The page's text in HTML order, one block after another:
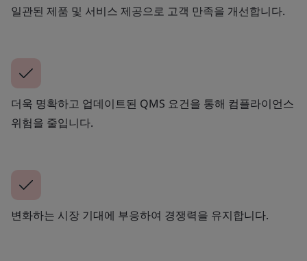
일관된 제품 및 서비스 제공으로 고객 만족을 개선합니다.
더욱 명확하고 업데이트된 QMS 요건을 통해 컴플라이언스
위험을 줄입니다.
변화하는 시장 기대에 부응하여 경쟁력을 유지합니다.